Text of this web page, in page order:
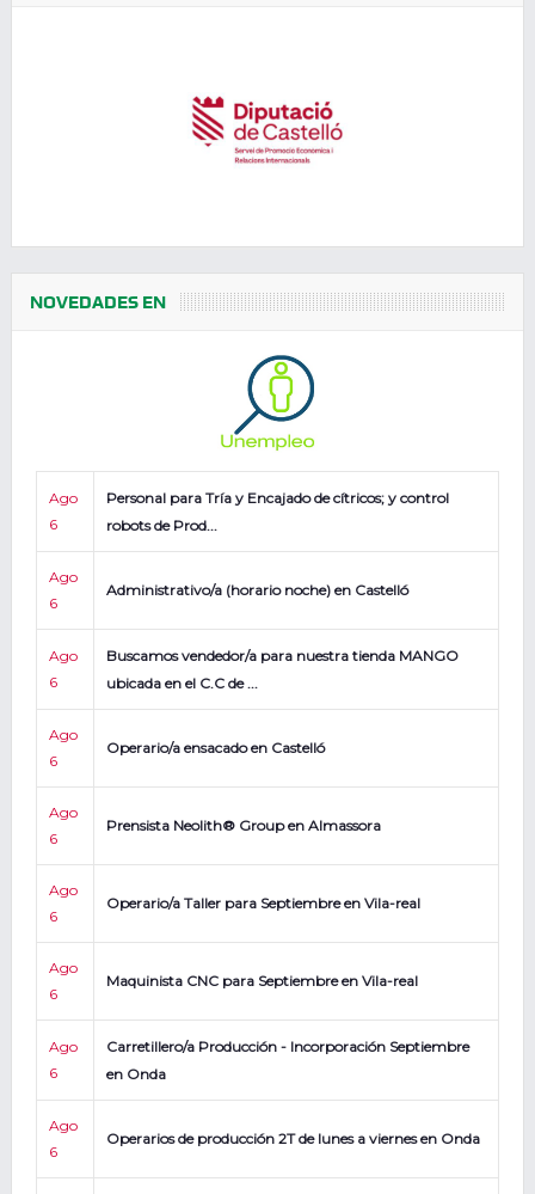
NOVEDADES EN
Ago
6
Personal para Tría y Encajado de cítricos; y control
robots de Prod...
Ago
6
Administrativo/a (horario noche) en Castelló
Ago
6
Buscamos vendedor/a para nuestra tienda MANGO
ubicada en el C.C de ...
Ago
6
Operario/a ensacado en Castelló
Ago
6
Prensista Neolith® Group en Almassora
Ago
6
Operario/a Taller para Septiembre en Vila-real
Ago
6
Maquinista CNC para Septiembre en Vila-real
Ago
6
Carretillero/a Producción - Incorporación Septiembre
en Onda
Ago
6
Operarios de producción 2T de lunes a viernes en Onda